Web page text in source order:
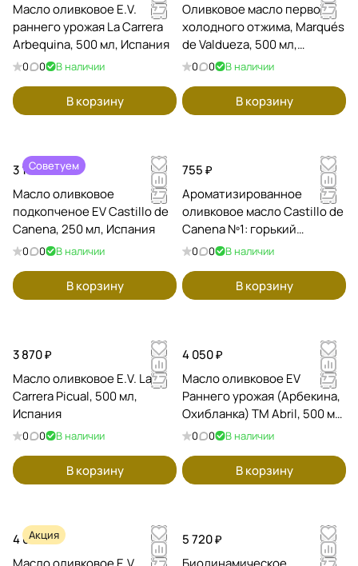
Масло оливковое E.V.
раннего урожая La Carrera
Arbequina, 500 мл, Испания
0 0 В наличии
В корзину
Оливковое масло первого
холодного отжима, Marqués
de Valdueza, 500 мл,
Испания
0 0 В наличии
В корзину
Советуем
3 185 ₽
Масло оливковое
подкопченое EV Castillo de
Canena, 250 мл, Испания
0 0 В наличии
В корзину
755 ₽
Ароматизированное
оливковое масло Castillo de
Canena Nº1: горький
апельсин, тимьян и
0 0 В наличии
В корзину
3 870 ₽
Масло оливковое E.V. La
Carrera Picual, 500 мл,
Испания
0 0 В наличии
В корзину
4 050 ₽
Масло оливковое EV
Раннего урожая (Арбекина,
Охибланка) ТМ Abril, 500 мл
/ Испания
0 0 В наличии
В корзину
Акция
4 000 ₽
5 720 ₽